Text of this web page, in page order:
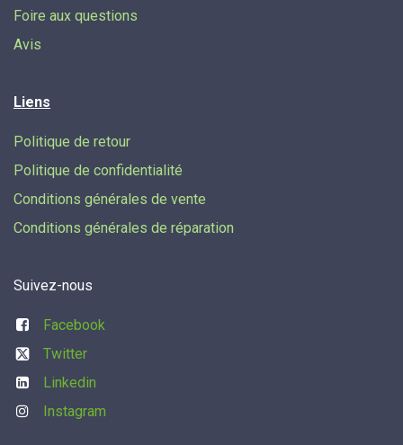
Foire aux questions
Avis
Liens
Politique de retour
Politique de confidentialité
Conditions générales de vente
Conditions générales de réparation
Suivez-nous
Facebook
Twitter
Linkedin
Instagram